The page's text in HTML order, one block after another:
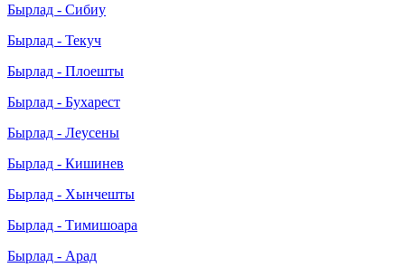
Бырлад - Сибиу
Бырлад - Текуч
Бырлад - Плоешты
Бырлад - Бухарест
Бырлад - Леусены
Бырлад - Кишинев
Бырлад - Хынчешты
Бырлад - Тимишоара
Бырлад - Арад